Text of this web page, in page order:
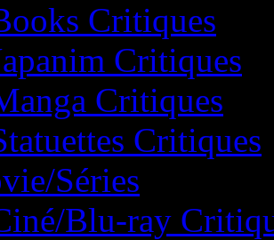
Critiques
Critiques
Critiques
Critiques
Séries
Blu-ray